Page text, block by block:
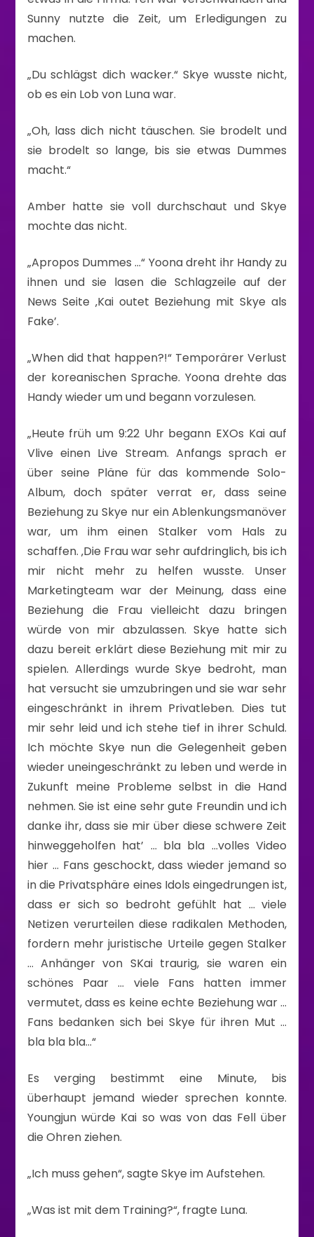
Sunny nutzte die Zeit, um Erledigungen zu
machen.
„Du schlägst dich wacker.“ Skye wusste nicht,
ob es ein Lob von Luna war.
„Oh, lass dich nicht täuschen. Sie brodelt und
sie brodelt so lange, bis sie etwas Dummes
macht.“
Amber hatte sie voll durchschaut und Skye
mochte das nicht.
„Apropos Dummes …“ Yoona dreht ihr Handy zu
ihnen und sie lasen die Schlagzeile auf der
News Seite ‚Kai outet Beziehung mit Skye als
Fake’.
„When did that happen?!“ Temporärer Verlust
der koreanischen Sprache. Yoona drehte das
Handy wieder um und begann vorzulesen.
„Heute früh um 9:22 Uhr begann EXOs Kai auf
Vlive einen Live Stream. Anfangs sprach er
über seine Pläne für das kommende Solo-
Album, doch später verrat er, dass seine
Beziehung zu Skye nur ein Ablenkungsmanöver
war, um ihm einen Stalker vom Hals zu
schaffen. ‚Die Frau war sehr aufdringlich, bis ich
mir nicht mehr zu helfen wusste. Unser
Marketingteam war der Meinung, dass eine
Beziehung die Frau vielleicht dazu bringen
würde von mir abzulassen. Skye hatte sich
dazu bereit erklärt diese Beziehung mit mir zu
spielen. Allerdings wurde Skye bedroht, man
hat versucht sie umzubringen und sie war sehr
eingeschränkt in ihrem Privatleben. Dies tut
mir sehr leid und ich stehe tief in ihrer Schuld.
Ich möchte Skye nun die Gelegenheit geben
wieder uneingeschränkt zu leben und werde in
Zukunft meine Probleme selbst in die Hand
nehmen. Sie ist eine sehr gute Freundin und ich
danke ihr, dass sie mir über diese schwere Zeit
hinweggeholfen hat’ … bla bla …volles Video
hier … Fans geschockt, dass wieder jemand so
in die Privatsphäre eines Idols eingedrungen ist,
dass er sich so bedroht gefühlt hat … viele
Netizen verurteilen diese radikalen Methoden,
fordern mehr juristische Urteile gegen Stalker
… Anhänger von SKai traurig, sie waren ein
schönes Paar … viele Fans hatten immer
vermutet, dass es keine echte Beziehung war …
Fans bedanken sich bei Skye für ihren Mut …
bla bla bla…“
Es verging bestimmt eine Minute, bis
überhaupt jemand wieder sprechen konnte.
Youngjun würde Kai so was von das Fell über
die Ohren ziehen.
„Ich muss gehen“, sagte Skye im Aufstehen.
„Was ist mit dem Training?“, fragte Luna.